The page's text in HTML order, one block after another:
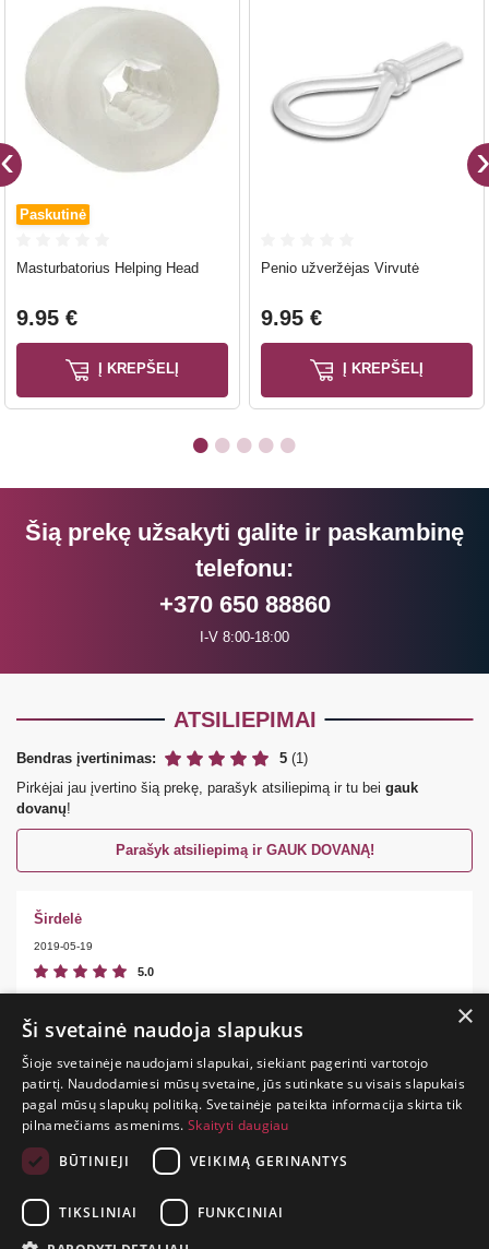
Paskutinė
Masturbatorius Helping Head
9.95 €
Į KREPŠELĮ
Penio užveržėjas Virvutė
9.95 €
Į KREPŠELĮ
Šią prekę užsakyti galite ir paskambinę
telefonu:
+370 650 88860
I-V 8:00-18:00
ATSILIEPIMAI
Bendras įvertinimas: 5 (1)
Pirkėjai jau įvertino šią prekę, parašyk atsiliepimą ir tu bei gauk
dovanų!
Parašyk atsiliepimą ir GAUK DOVANĄ!
Širdelė
2019-05-19
5.0
gražus dizainas.:P
GYVENIMAS
TRUMPAS.
PATIRK
NUOTYKĮ.
+370 650 88860
×
Ši svetainė naudoja slapukus
Šioje svetainėje naudojami slapukai, siekiant pagerinti vartotojo
patirtį. Naudodamiesi mūsų svetaine, jūs sutinkate su visais slapukais
pagal mūsų slapukų politiką. Svetainėje pateikta informacija skirta tik
pilnamečiams asmenims. Skaityti daugiau
BŪTINIEJI
VEIKIMĄ GERINANTYS
TIKSLINIAI FUNKCINIAI